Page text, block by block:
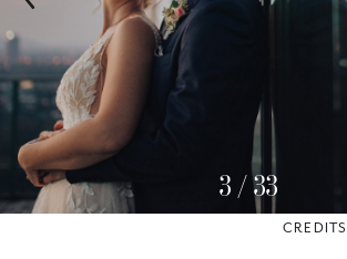
3 /33